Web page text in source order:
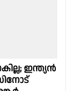
ഇന്ത്യൻ